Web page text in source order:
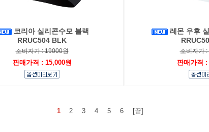
코리아 실리콘수모 블랙
RRUC504 BLK
소비자가 : 19000원
판매가격 : 15,000원
레몬 우후
소비자가
판매가격 :
1 2 3 4 5 6 [끝]